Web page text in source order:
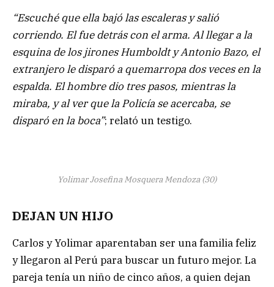
“Escuché que ella bajó las escaleras y salió
corriendo. El fue detrás con el arma. Al llegar a la
esquina de los jirones Humboldt y Antonio Bazo, el
extranjero le disparó a quemarropa dos veces en la
espalda. El hombre dio tres pasos, mientras la
miraba, y al ver que la Policía se acercaba, se
disparó en la boca”; relató un testigo.
Yolimar Josefina Mosquera Mendoza (30)
DEJAN UN HIJO
Carlos y Yolimar aparentaban ser una familia feliz
y llegaron al Perú para buscar un futuro mejor. La
pareja tenía un niño de cinco años, a quien dejan